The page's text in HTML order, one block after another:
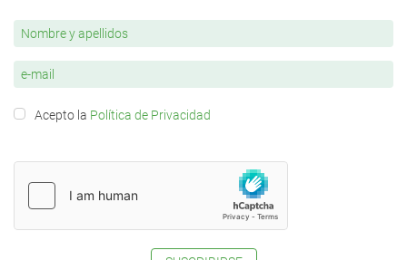
Acepto la Política de Privacidad